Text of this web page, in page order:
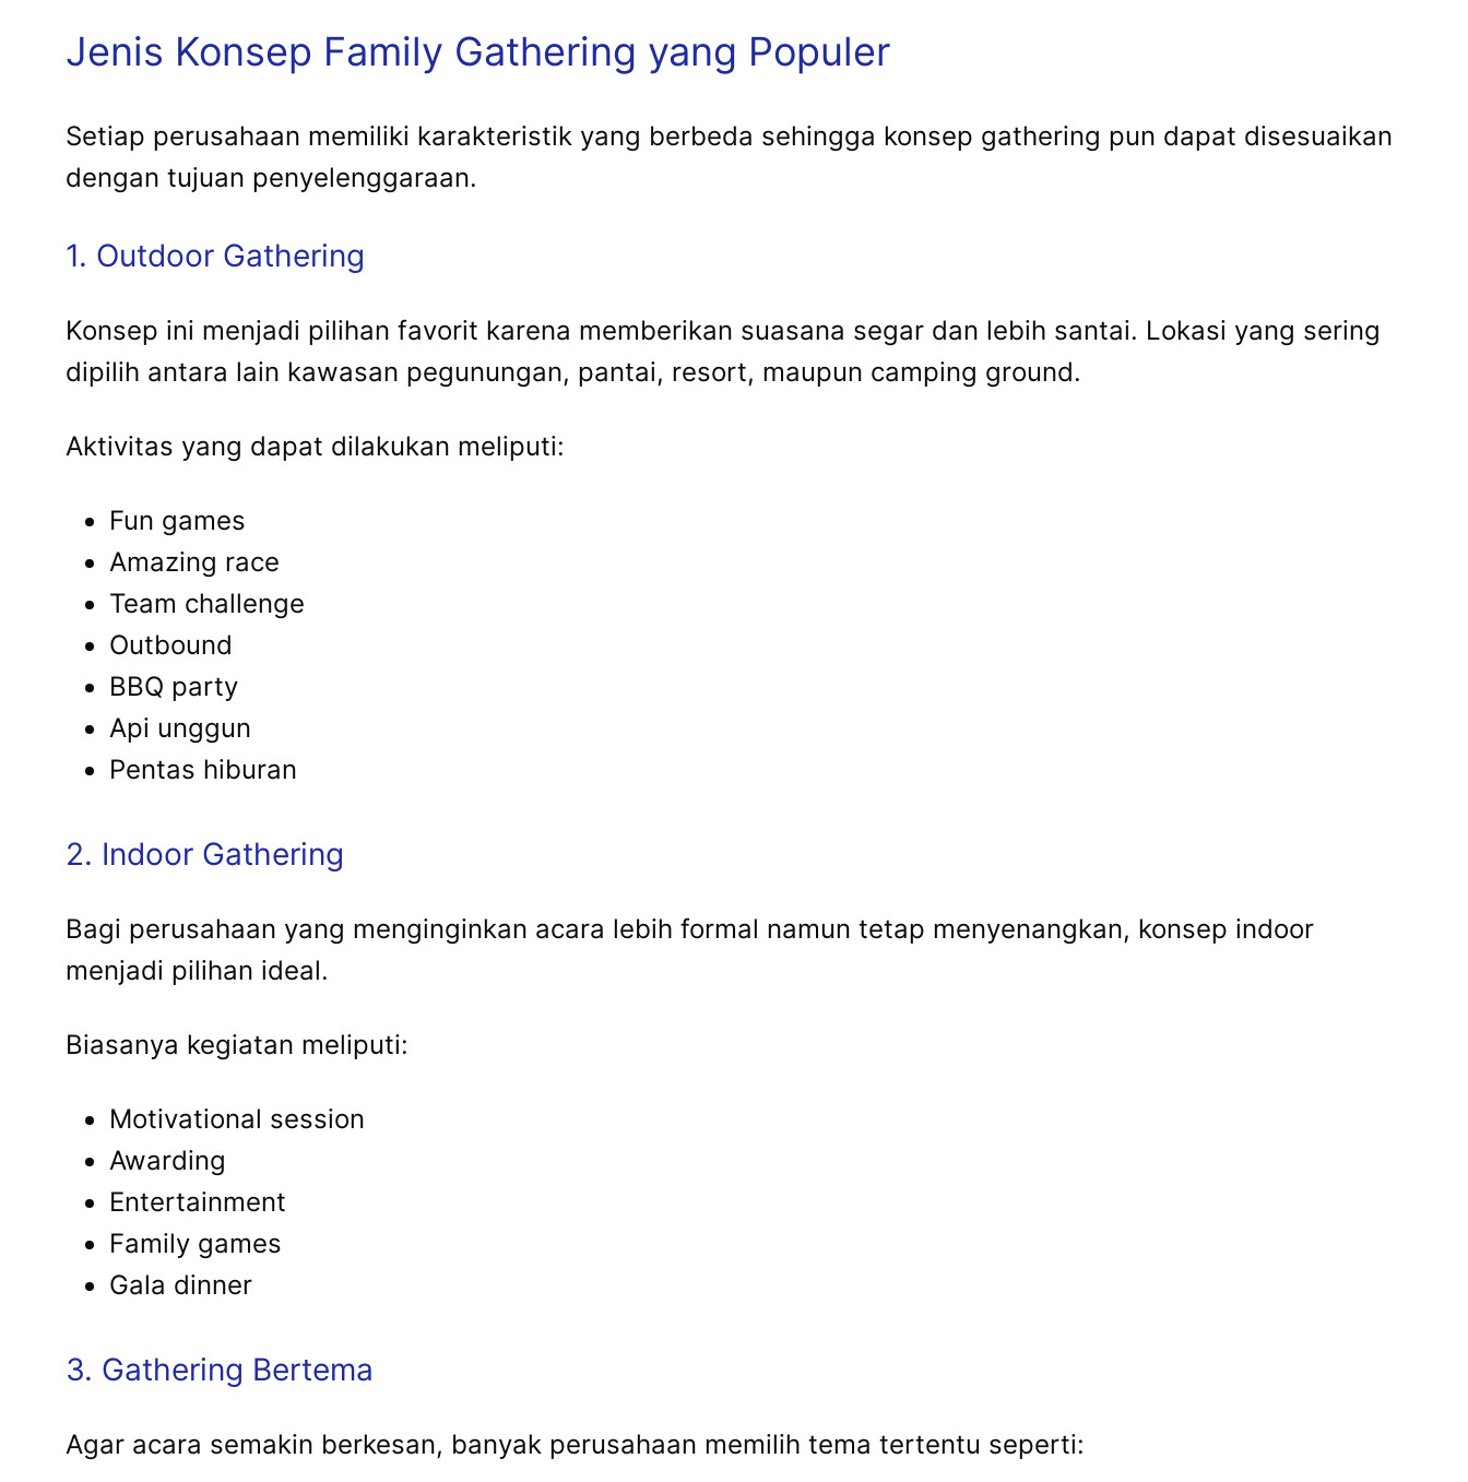
Jenis Konsep Family Gathering yang Populer
Setiap perusahaan memiliki karakteristik yang berbeda sehingga konsep gathering pun dapat disesuaikan
dengan tujuan penyelenggaraan.
1. Outdoor Gathering
Konsep ini menjadi pilihan favorit karena memberikan suasana segar dan lebih santai. Lokasi yang sering
dipilih antara lain kawasan pegunungan, pantai, resort, maupun camping ground.
Aktivitas yang dapat dilakukan meliputi:
Fun games
Amazing race
Team challenge
Outbound
BBQ party
Api unggun
Pentas hiburan
2. Indoor Gathering
Bagi perusahaan yang menginginkan acara lebih formal namun tetap menyenangkan, konsep indoor
menjadi pilihan ideal.
Biasanya kegiatan meliputi:
Motivational session
Awarding
Entertainment
Family games
Gala dinner
3. Gathering Bertema
Agar acara semakin berkesan, banyak perusahaan memilih tema tertentu seperti: